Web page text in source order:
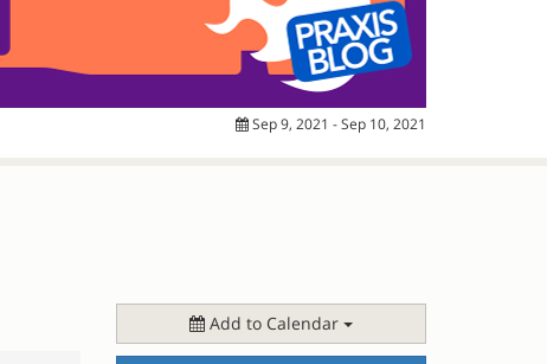
Sep 9, 2021 - Sep 10, 2021
Add to Calendar